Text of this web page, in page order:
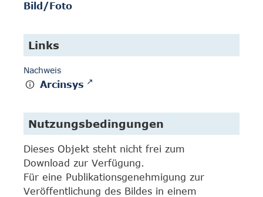
Bild/Foto
Links
Nachweis
Arcinsys
Nutzungsbedingungen
Dieses Objekt steht nicht frei zum
Download zur Verfügung.
Für eine Publikationsgenehmigung zur
Veröffentlichung des Bildes in einem